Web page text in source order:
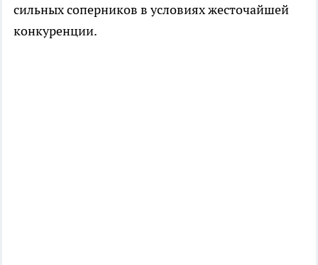
сильных соперников в условиях жесточайшей
конкуренции.